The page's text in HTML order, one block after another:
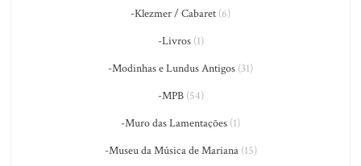
-Klezmer / Cabaret (6)
-Livros(1)
-Modinhas e Lundus Antigos (31)
-MPB(54)
-Muro das Lamentações (1)
-Museu da Música de Mariana(15)